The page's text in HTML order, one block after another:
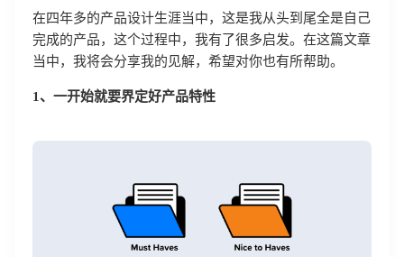
在四年多的产品设计生涯当中，这是我从头到尾全是自己
完成的产品，这个过程中，我有了很多启发。在这篇文章
当中，我将会分享我的见解，希望对你也有所帮助。
1、一开始就要界定好产品特性